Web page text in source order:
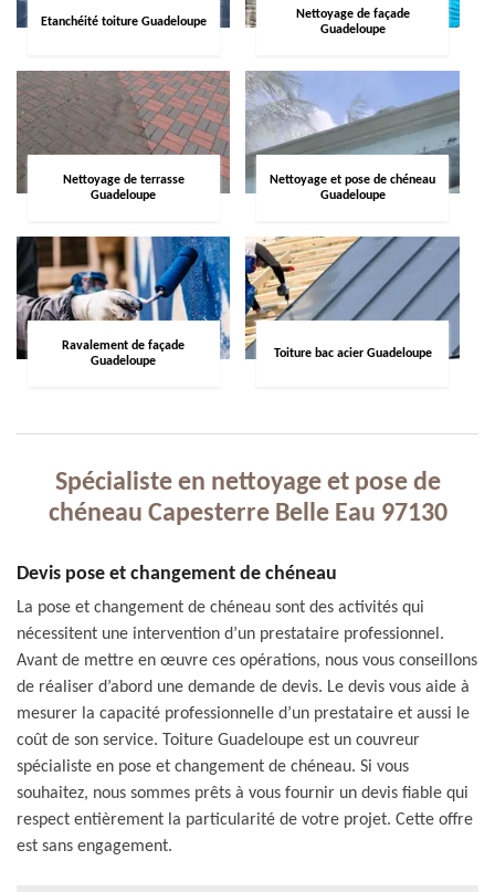
Etanchéité toiture Guadeloupe
Nettoyage de façade
Guadeloupe
Nettoyage de terrasse
Guadeloupe
Nettoyage et pose de chéneau
Guadeloupe
Ravalement de façade
Guadeloupe
Toiture bac acier Guadeloupe
Spécialiste en nettoyage et pose de
chéneau Capesterre Belle Eau 97130
Devis pose et changement de chéneau
La pose et changement de chéneau sont des activités qui
nécessitent une intervention d’un prestataire professionnel.
Avant de mettre en œuvre ces opérations, nous vous conseillons
de réaliser d’abord une demande de devis. Le devis vous aide à
mesurer la capacité professionnelle d’un prestataire et aussi le
coût de son service. Toiture Guadeloupe est un couvreur
spécialiste en pose et changement de chéneau. Si vous
souhaitez, nous sommes prêts à vous fournir un devis fiable qui
respect entièrement la particularité de votre projet. Cette offre
est sans engagement.